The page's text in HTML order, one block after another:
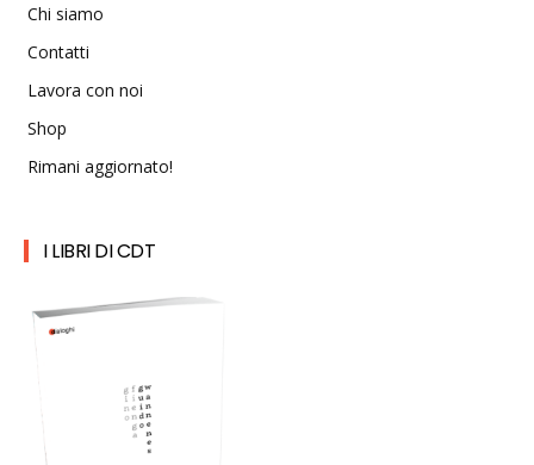
Chi siamo
Contatti
Lavora con noi
Shop
Rimani aggiornato!
I LIBRI DI CDT